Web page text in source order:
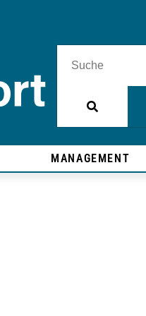
MANAGEMENT